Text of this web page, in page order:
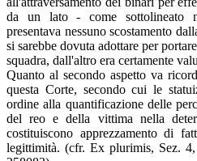
da un lato - come sottolineato
presentava nessuno scostamento
si sarebbe dovuta adottare per
squadra, dall'altro era certamente
Quanto al secondo aspetto va
questa Corte, secondo cui le
ordine alla quantificazione delle
del reo e della vittima nella
costituiscono apprezzamento di
legittimità. (cfr. Ex plurimis, Sez.